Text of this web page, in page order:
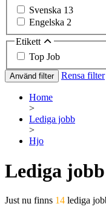
Svenska 13
Engelska 2
Etikett
Top Job
Använd filter Rensa filter
Home
>
Lediga jobb
>
Hjo
Lediga
Just nu finns 14 lediga